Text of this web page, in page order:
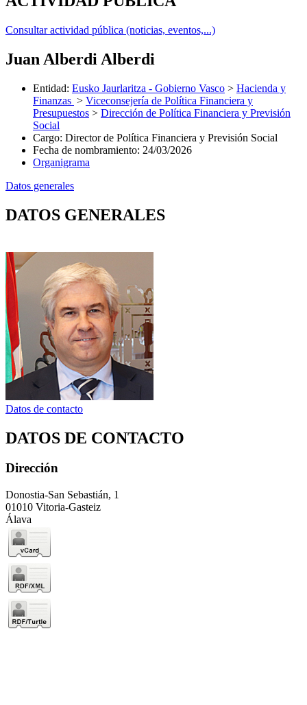
Consultar actividad pública (noticias, eventos,...)
Juan Alberdi Alberdi
Entidad: Eusko Jaurlaritza - Gobierno Vasco > Hacienda y
Finanzas > Viceconsejería de Política Financiera y
Presupuestos > Dirección de Política Financiera y Previsión
Social
Cargo: Director de Política Financiera y Previsión Social
Fecha de nombramiento: 24/03/2026
Organigrama
Datos generales
DATOS GENERALES
Datos de contacto
DATOS DE CONTACTO
Dirección
Donostia-San Sebastián, 1
01010 Vitoria-Gasteiz
Álava